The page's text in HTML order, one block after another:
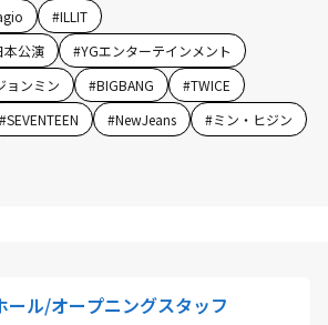
#ILLIT
本公演 #YGエンターテインメント
ョンミン #BIGBANG #TWICE
#SEVENTEEN #NewJeans #ミン・ヒジン
ール/オープニングスタッフ